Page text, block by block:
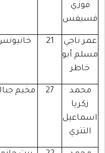
فوزي
فسيفس
عمر ناجي
أبو
خاطر
خانيونس
محمد
زكريا
اسماعيل
التتري
مخيم جباليا